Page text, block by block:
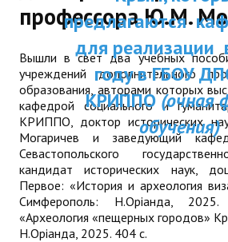
ДПО
Профессиональная переподготовка
Повышение квалификации
КОНТАКТЫ
ДПП
предлагаются
для реализации
году в ГБОУ
КРИППО(очная
обучения)
профессора Ю.М.
Вышли в свет два учебных
учреждений дополнительного
образования, авторами которых
кафедрой социального и
КРИППО, доктор исторических
Могаричев и заведующий
Севастопольского
кандидат исторических наук,
Первое: «История и археология
Симферополь: Н.Орiанда,
«Археология «пещерных городов»
Н.Орiанда, 2025. 404 с.